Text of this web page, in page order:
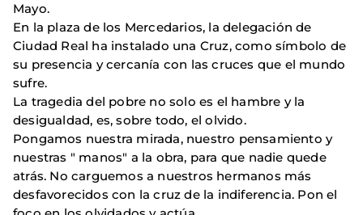
Mayo.
En la plaza de los Mercedarios, la delegación de
Ciudad Real ha instalado una Cruz, como símbolo de
su presencia y cercanía con las cruces que el mundo
sufre.
La tragedia del pobre no solo es el hambre y la
desigualdad, es, sobre todo, el olvido.
Pongamos nuestra mirada, nuestro pensamiento y
nuestras " manos" a la obra, para que nadie quede
atrás. No carguemos a nuestros hermanos más
desfavorecidos con la cruz de la indiferencia. Pon el